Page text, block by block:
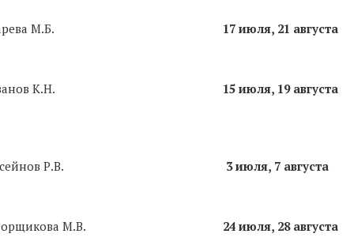
М.Б. 17 июля, 21 августа
К.Н. 15 июля, 19 августа
Р.В. 3 июля, 7 августа
М.В. 24 июля, 28 августа